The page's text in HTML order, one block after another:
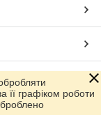
її графіком роботи